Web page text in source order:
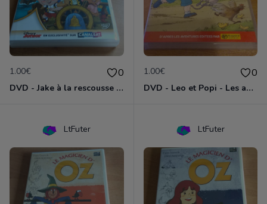
1.00€ 0
DVD - Jake à la rescousse de Bucky
1.00€ 0
DVD - Leo et Popi - Les animaux de la nature
LtFuter LtFuter